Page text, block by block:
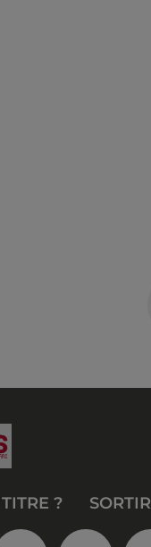
? SORTIR